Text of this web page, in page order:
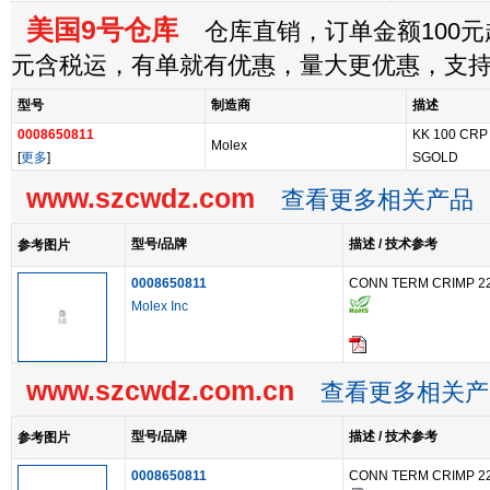
美国9号仓库 仓库直销，订单金额100元
元含税运，有单就有优惠，量大更优惠，支
型号 制造商
描述
0008650811
[更多]
Molex
KK 100
SGOLD
www.szcwdz.com 查看更多相关产品
参考图片 型号/品牌 描述 / 技术参考
0008650811
Molex Inc
CONN TERM CRIMP
www.szcwdz.com.cn 查看更多相关
参考图片 型号/品牌 描述 / 技术参考
0008650811
CONN TERM CRIMP